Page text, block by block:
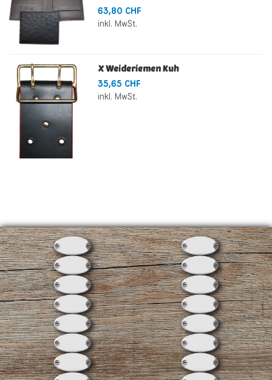
63,80 CHF
inkl. MwSt.
X Weideriemen Kuh
35,65 CHF
inkl. MwSt.